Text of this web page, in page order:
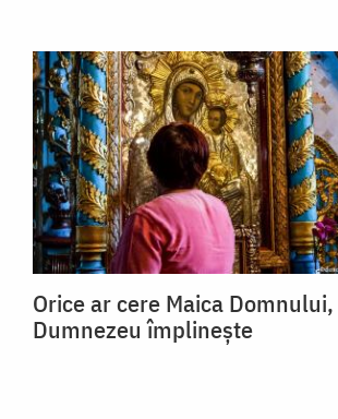
Orice ar cere Maica Domnului,
Dumnezeu împlinește